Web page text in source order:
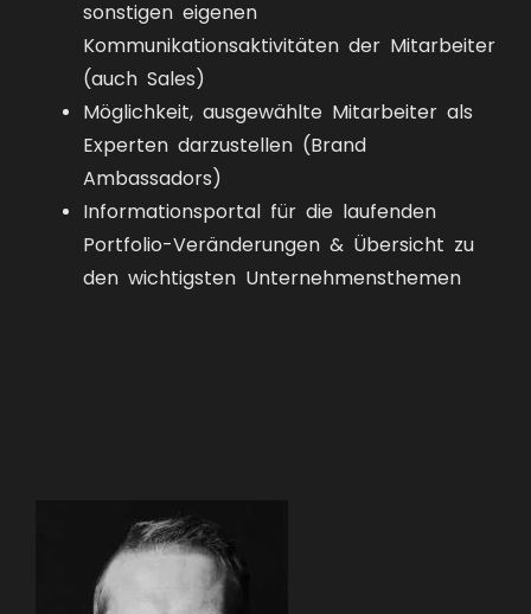
sonstigen eigenen
Kommunikationsaktivitäten der Mitarbeiter
(auch Sales)
Möglichkeit, ausgewählte Mitarbeiter als
Experten darzustellen (Brand
Ambassadors)
Informationsportal für die laufenden
Portfolio-Veränderungen & Übersicht zu
den wichtigsten Unternehmensthemen